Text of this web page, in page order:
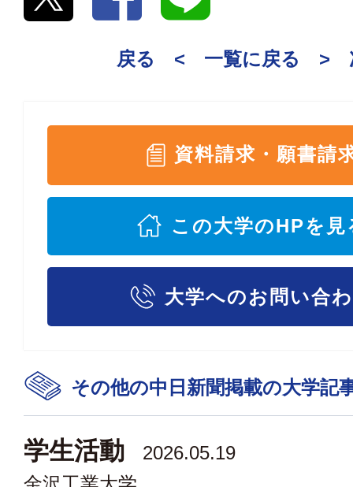
戻る < 一覧に戻る >
資料請求・願書請
この大学のHPを見
大学へのお問い合
その他の中日新聞掲載の大学記
学生活動
2026.05.19